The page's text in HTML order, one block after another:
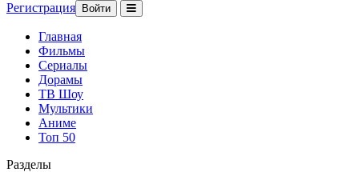
Регистрация Войти
Главная
Фильмы
Сериалы
Дорамы
ТВ Шоу
Мультики
Аниме
Топ 50
Разделы